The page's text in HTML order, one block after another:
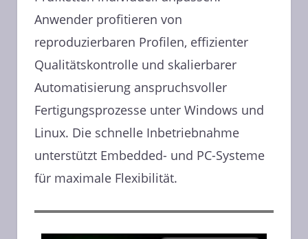
Anwender profitieren von
reproduzierbaren Profilen, effizienter
Qualitätskontrolle und skalierbarer
Automatisierung anspruchsvoller
Fertigungsprozesse unter Windows und
Linux. Die schnelle Inbetriebnahme
unterstützt Embedded- und PC-Systeme
für maximale Flexibilität.